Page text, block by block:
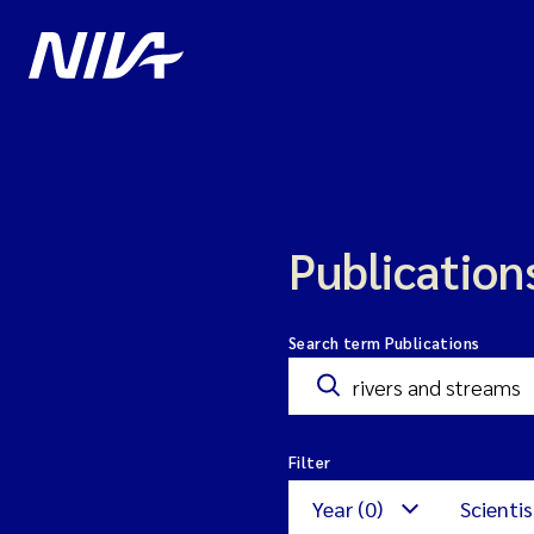
Search term Publications
Filter
Year (0)